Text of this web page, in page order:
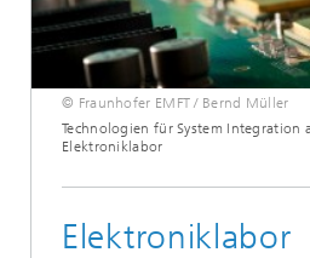
© Fraunhofer EMFT / Bernd Müller
Technologien für System Integration
Elektroniklabor
Elektroniklabor